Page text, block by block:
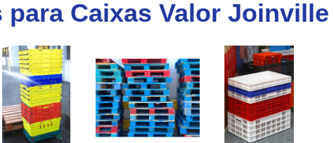
Injeção de Plásticos para Caixas
Moldes para Caixas Plásticas
Produção de Moldes para Paletes
Moldes para Injeção de Alumínio
Moldes para Injeção de Espuma
Caixas Valor Joinville